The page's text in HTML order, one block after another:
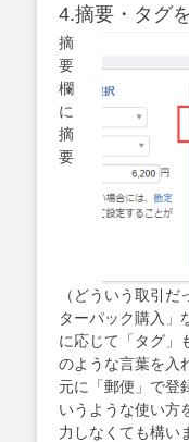
4.摘要・タグ
摘
要
欄
に
摘
要
（どういう取引
ターパック購入」
に応じて「タグ」
のような言葉を入
元に「郵便」で登
いうような使い方
力しなくても構い